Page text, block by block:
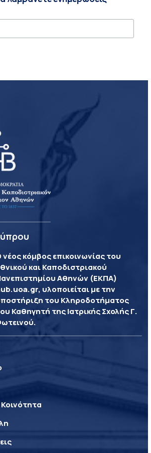
νέος κόμβος επικοινωνίας του
και Καποδιστριακού
Αθηνών (ΕΚΠΑ)
υλοποιείται με την
του Κληροδοτήματος
Καθηγητή της Ιατρικής Σχολής Γ.